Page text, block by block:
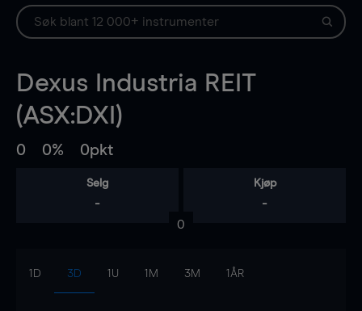
Dexus Industria REIT
(ASX:DXI)
0 0% 0pkt
Selg
-
Kjøp
-
0
1D 3D 1U 1M 3M 1ÅR